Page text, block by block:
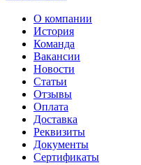
О компании
История
Команда
Вакансии
Новости
Статьи
Отзывы
Оплата
Доставка
Реквизиты
Документы
Сертификаты